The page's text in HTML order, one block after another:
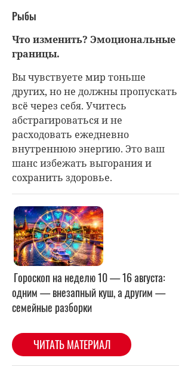
Рыбы
Что изменить? Эмоциональные
границы.
Вы чувствуете мир тоньше
других, но не должны пропускать
всё через себя. Учитесь
абстрагироваться и не
расходовать ежедневно
внутреннюю энергию. Это ваш
шанс избежать выгорания и
сохранить здоровье.